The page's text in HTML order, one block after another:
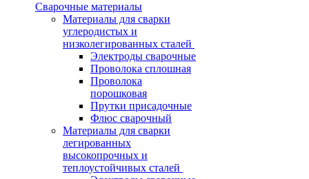
Сварочные материалы
Материалы для сварки
углеродистых и
низколегированных сталей
Электроды сварочные
Проволока сплошная
Проволока
порошковая
Прутки присадочные
Флюс сварочный
Материалы для сварки
легированных
высокопрочных и
теплоустойчивых сталей